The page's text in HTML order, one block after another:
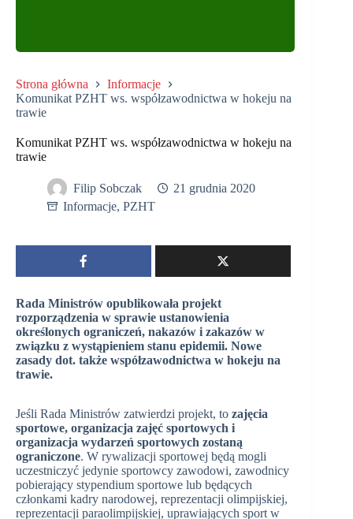
Strona główna
Informacje
Komunikat PZHT ws. współzawodnictwa w hokeju na
trawie
Komunikat PZHT ws. współzawodnictwa w hokeju na
trawie
Filip Sobczak
21 grudnia 2020
Informacje, PZHT
Rada Ministrów opublikowała projekt
rozporządzenia w sprawie ustanowienia
określonych ograniczeń, nakazów i zakazów w
związku z wystąpieniem stanu epidemii. Nowe
zasady dot. także współzawodnictwa w hokeju na
trawie.
Jeśli Rada Ministrów zatwierdzi projekt, to zajęcia
sportowe, organizacja zajęć sportowych i
organizacja wydarzeń sportowych zostaną
ograniczone. W rywalizacji sportowej będą mogli
uczestniczyć jedynie sportowcy zawodowi, zawodnicy
pobierający stypendium sportowe lub będących
członkami kadry narodowej, reprezentacji olimpijskiej,
reprezentacji paraolimpijskiej, uprawiających sport w